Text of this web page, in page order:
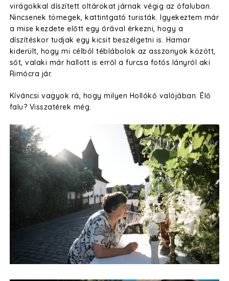
virágokkal díszített oltárokat járnak végig az ófaluban.
Nincsenek tömegek, kattintgató turisták. Igyekeztem már
a mise kezdete előtt egy órával érkezni, hogy a
díszítéskor tudjak egy kicsit beszélgetni is. Hamar
kiderült, hogy mi célból téblábolok az asszonyok között,
sőt, valaki már hallott is erről a furcsa fotós lányról aki
Rimócra jár.
Kíváncsi vagyok rá, hogy milyen Hollókő valójában. Élő
falu? Visszatérek még.